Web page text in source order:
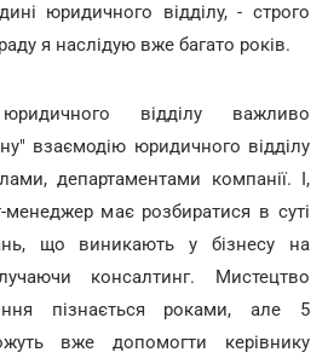
юридичного відділу, - строго
я наслідую вже багато років.
відділу важливо
взаємодію юридичного відділу
департаментами компанії. І,
має розбиратися в суті
що виникають у бізнесу на
консалтинг. Мистецтво
пізнається роками, але 5
вже допомогти керівнику